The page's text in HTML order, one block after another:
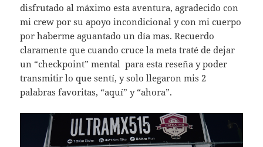
disfrutado al máximo esta aventura, agradecido con
mi crew por su apoyo incondicional y con mi cuerpo
por haberme aguantado un día mas. Recuerdo
claramente que cuando cruce la meta traté de dejar
un “checkpoint” mental para esta reseña y poder
transmitir lo que sentí, y solo llegaron mis 2
palabras favoritas, “aquí” y “ahora”.